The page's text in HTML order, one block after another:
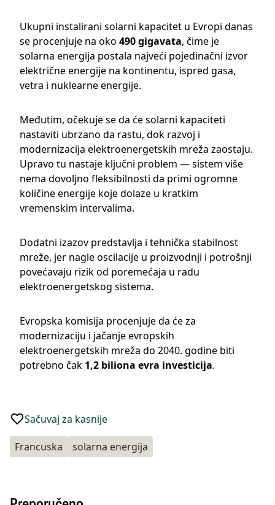
Ukupni instalirani solarni kapacitet u Evropi danas
se procenjuje na oko 490 gigavata, čime je
solarna energija postala najveći pojedinačni izvor
električne energije na kontinentu, ispred gasa,
vetra i nuklearne energije.
Međutim, očekuje se da će solarni kapaciteti
nastaviti ubrzano da rastu, dok razvoj i
modernizacija elektroenergetskih mreža zaostaju.
Upravo tu nastaje ključni problem — sistem više
nema dovoljno fleksibilnosti da primi ogromne
količine energije koje dolaze u kratkim
vremenskim intervalima.
Dodatni izazov predstavlja i tehnička stabilnost
mreže, jer nagle oscilacije u proizvodnji i potrošnji
povećavaju rizik od poremećaja u radu
elektroenergetskog sistema.
Evropska komisija procenjuje da će za
modernizaciju i jačanje evropskih
elektroenergetskih mreža do 2040. godine biti
potrebno čak 1,2 biliona evra investicija.
Sačuvaj za kasnije
Francuska solarna energija